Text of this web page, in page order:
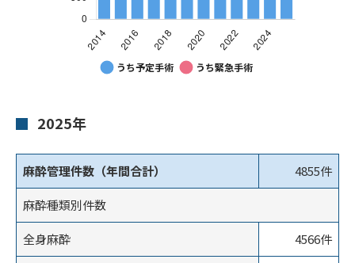
2014 3,721
2015 3,678
2016
2025年
麻酔管理件数（年間合計） 4855件
麻酔種類別件数
全身麻酔 4566件